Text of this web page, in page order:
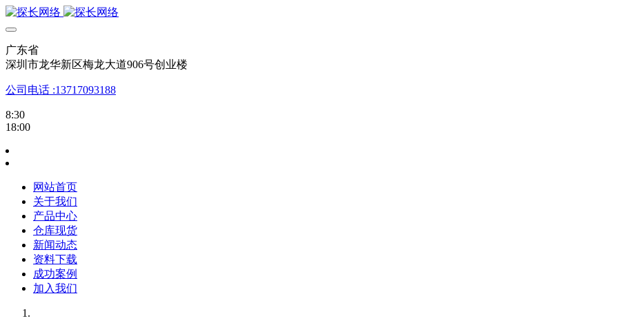
广东省
深圳市龙华新区梅龙大道906号创业楼
公司电话 :13717093188
8:30
18:00
网站首页
关于我们
产品中心
仓库现货
新闻动态
资料下载
成功案例
加入我们